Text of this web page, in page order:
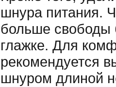
шнура питания.
больше свободы
глажке. Для
рекомендуется
шнуром длиной